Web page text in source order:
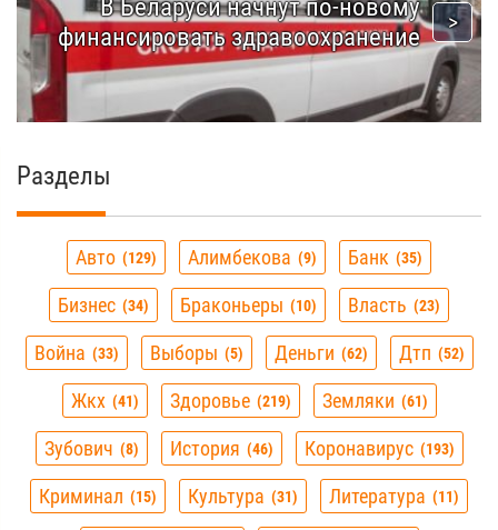
В Беларуси начнут по-новому
финансировать здравоохранение
Разделы
Авто 129 Алимбекова 9 Банк 35
Бизнес 34 Браконьеры 10 Власть 23
Война 33 Выборы 5 Деньги 62 Дтп 52
Жкх 41 Здоровье 219 Земляки 61
Зубович 8 История 46 Коронавирус 193
Криминал 15 Культура 31 Литература 11